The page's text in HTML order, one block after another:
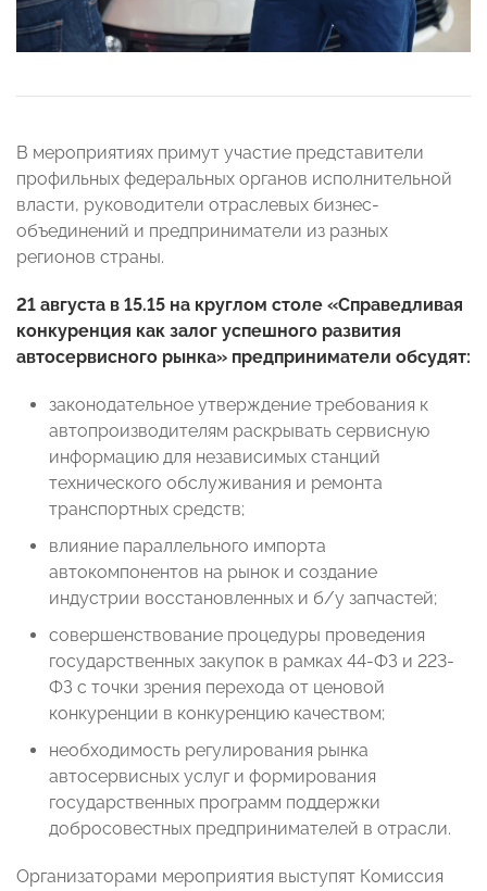
В мероприятиях примут участие представители
профильных федеральных органов исполнительной
власти, руководители отраслевых бизнес-
объединений и предприниматели из разных
регионов страны.
21 августа в 15.15 на круглом столе «Справедливая
конкуренция как залог успешного развития
автосервисного рынка» предприниматели обсудят:
законодательное утверждение требования к
автопроизводителям раскрывать сервисную
информацию для независимых станций
технического обслуживания и ремонта
транспортных средств;
влияние параллельного импорта
автокомпонентов на рынок и создание
индустрии восстановленных и б/у запчастей;
совершенствование процедуры проведения
государственных закупок в рамках 44-ФЗ и 223-
ФЗ с точки зрения перехода от ценовой
конкуренции в конкуренцию качеством;
необходимость регулирования рынка
автосервисных услуг и формирования
государственных программ поддержки
добросовестных предпринимателей в отрасли.
Организаторами мероприятия выступят Комиссия